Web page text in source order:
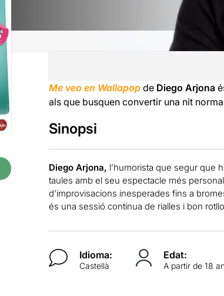
Me veo en Wallapop de Diego Arjona
als que busquen convertir una nit
Sinopsi
Diego Arjona, l’humorista que segur que
taules amb el seu espectacle més
d’improvisacions inesperades fins a
és una sessió contínua de rialles i bon
Idioma:
Castellà
Edat:
A partir de 18